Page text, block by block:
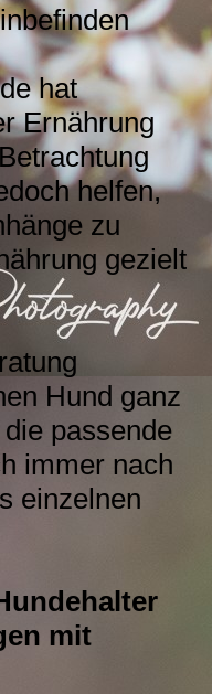
hat
Ernährung
helfen,
zu
gezielt
Hund ganz
passende
immer nach
einzelnen
mit